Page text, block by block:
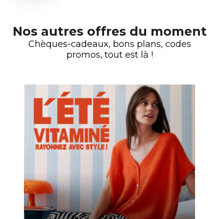
Nos autres offres du moment
Chèques-cadeaux, bons plans, codes
promos, tout est là !